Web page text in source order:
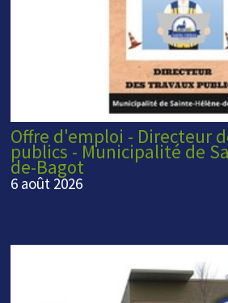
Offre d'emploi - Directeur
publics - Municipalité de
de-Bagot
6 août 2026